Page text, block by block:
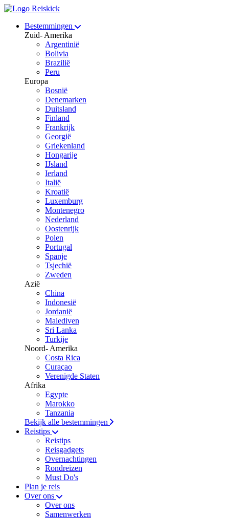
Bestemmingen
Zuid- Amerika
Argentinië
Bolivia
Brazilië
Peru
Europa
Bosnië
Denemarken
Duitsland
Finland
Frankrijk
Georgië
Griekenland
Hongarije
IJsland
Ierland
Italië
Kroatië
Luxemburg
Montenegro
Nederland
Oostenrijk
Polen
Portugal
Spanje
Tsjechië
Zweden
Azië
China
Indonesië
Jordanië
Malediven
Sri Lanka
Turkije
Noord- Amerika
Costa Rica
Curaçao
Verenigde Staten
Afrika
Egypte
Marokko
Tanzania
Bekijk alle bestemmingen
Reistips
Reistips
Reisgadgets
Overnachtingen
Rondreizen
Must Do's
Plan je reis
Over ons
Over ons
Samenwerken